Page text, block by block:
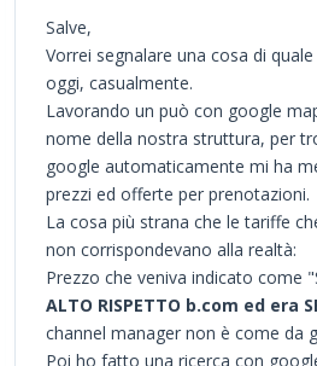
Salve,
Vorrei segnalare una cosa di
oggi, casualmente.
Lavorando un può con google
nome della nostra struttura, per
google automaticamente mi ha
prezzi ed offerte per prenotazioni.
La cosa più strana che le tariffe
non corrispondevano alla realtà:
Prezzo che veniva indicato come
ALTO RISPETTO b.com ed era
channel manager non è come da
Poi ho fatto una ricerca con